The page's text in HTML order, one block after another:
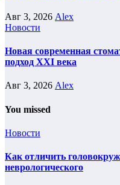
Авг 3, 2026 Alex
Новости
Новая современная
подход XXI века
Авг 3, 2026 Alex
You missed
Новости
Как отличить
неврологического